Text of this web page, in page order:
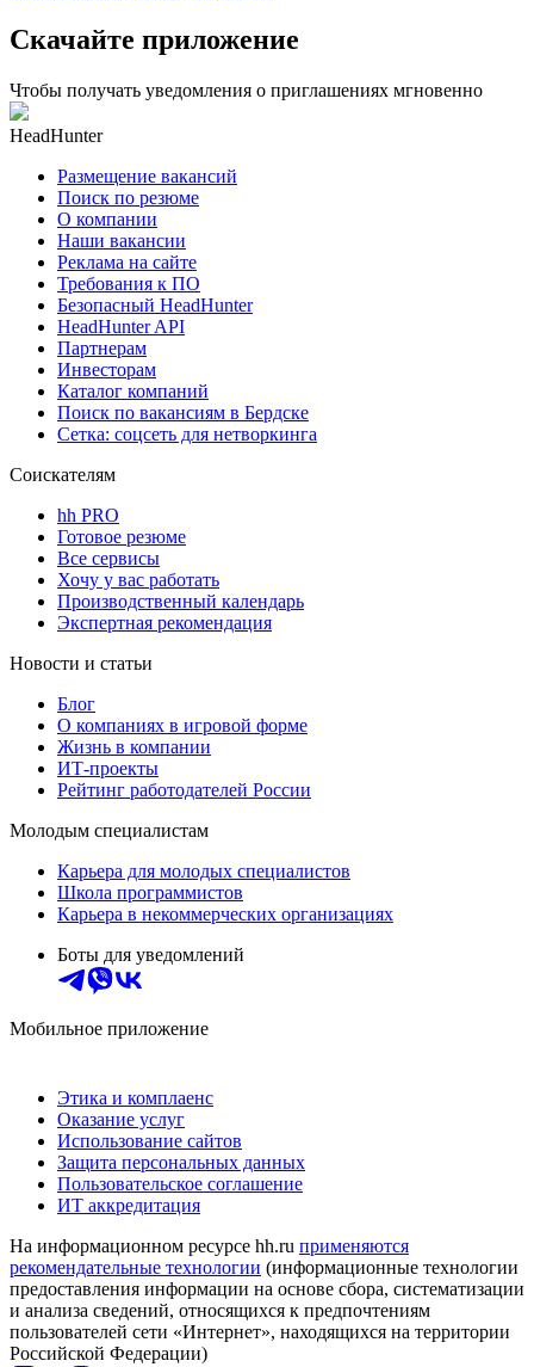
Скачайте приложение
Чтобы получать уведомления о приглашениях мгновенно
HeadHunter
Размещение вакансий
Поиск по резюме
О компании
Наши вакансии
Реклама на сайте
Требования к ПО
Безопасный HeadHunter
HeadHunter API
Партнерам
Инвесторам
Каталог компаний
Поиск по вакансиям в Бердске
Сетка: соцсеть для нетворкинга
Соискателям
hh PRO
Готовое резюме
Все сервисы
Хочу у вас работать
Производственный календарь
Экспертная рекомендация
Новости и статьи
Блог
О компаниях в игровой форме
Жизнь в компании
ИТ-проекты
Рейтинг работодателей России
Молодым специалистам
Карьера для молодых специалистов
Школа программистов
Карьера в некоммерческих организациях
Боты для уведомлений
Мобильное приложение
Этика и комплаенс
Оказание услуг
Использование сайтов
Защита персональных данных
Пользовательское соглашение
ИТ аккредитация
На информационном ресурсе hh.ru применяются
рекомендательные технологии (информационные технологии
предоставления информации на основе сбора, систематизации
и анализа сведений, относящихся к предпочтениям
пользователей сети «Интернет», находящихся на территории
Российской Федерации)